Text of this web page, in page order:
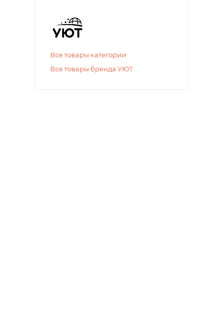
Все товары категории
Все товары бренда УЮТ